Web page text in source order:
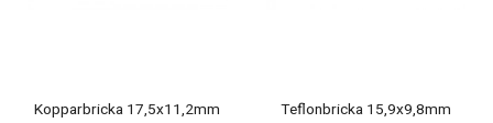
Kopparbricka 17,5x11,2mm Teflonbricka 15,9x9,8mm